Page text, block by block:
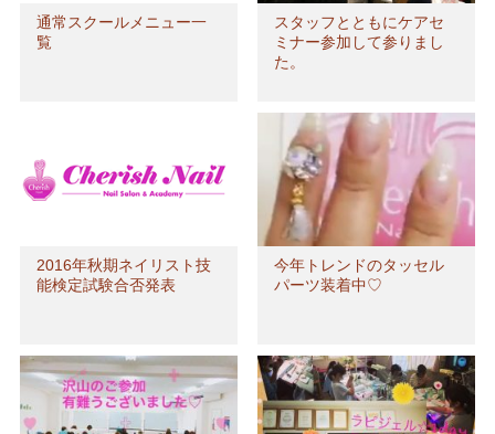
通常スクールメニュー一
覧
スタッフとともにケアセ
ミナー参加して参りまし
た。
2016年秋期ネイリスト技
能検定試験合否発表
今年トレンドのタッセル
パーツ装着中♡